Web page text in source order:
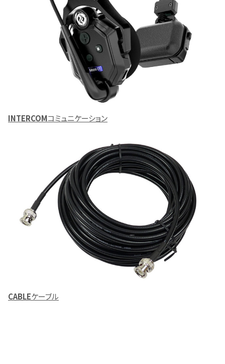
INTERCOMコミュニケーション
CABLEケーブル